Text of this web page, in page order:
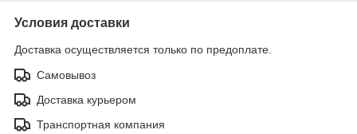
Условия доставки
Доставка осуществляется только по предоплате.
Самовывоз
Доставка курьером
Транспортная компания